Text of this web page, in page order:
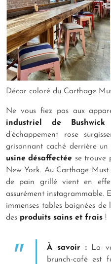
Décor coloré du Carthage
Ne vous fiez pas aux
industriel de Bushwick
d’échappement rose
grisonnant caché derrière
usine désaffectée se trouve
New York. Au Carthage
de pain grillé vient en
assurément instagrammable.
immenses tables baignées de
des produits sains et frais !
À savoir :La
brunch-café est